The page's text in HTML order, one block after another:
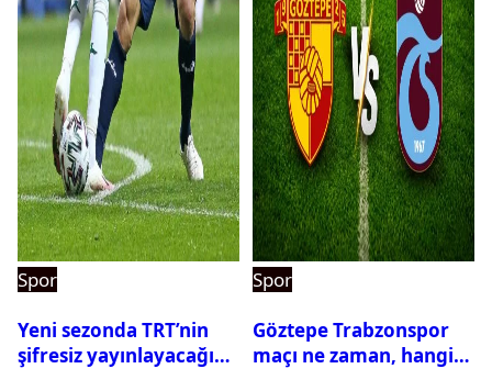
Spor
Yeni sezonda TRT’nin
şifresiz yayınlayacağı
Spor
Göztepe Trabzonspor
maçı ne zaman, hangi